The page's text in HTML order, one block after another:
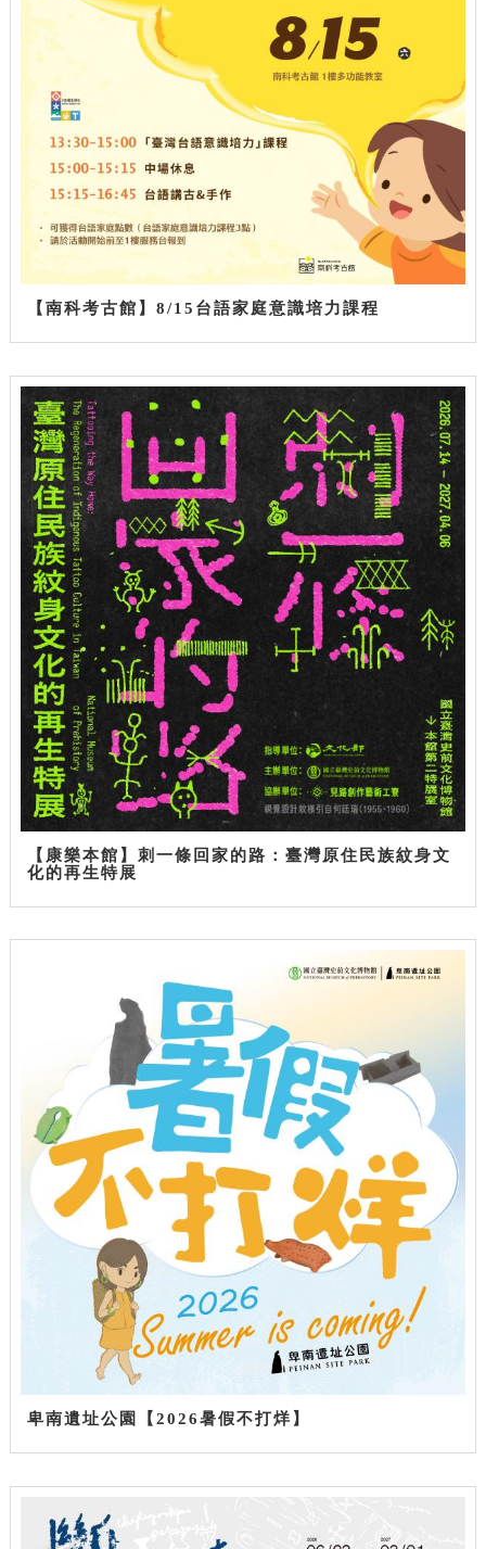
【南科考古館】8/15台語家庭意識培力課程
【康樂本館】刺一條回家的路：臺灣原住民族紋身文
化的再生特展
卑南遺址公園【2026暑假不打烊】